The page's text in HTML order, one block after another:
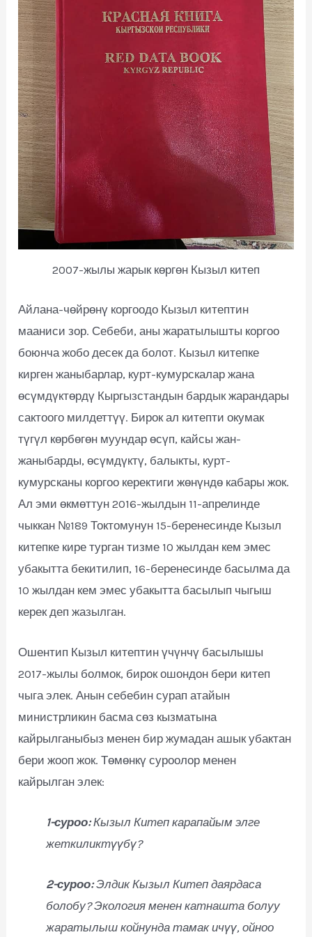
2007-жылы жарык көргөн Кызыл китеп
Айлана-чөйрөнү коргоодо Кызыл китептин
мааниси зор. Себеби, аны жаратылышты коргоо
боюнча жобо десек да болот. Кызыл китепке
кирген жаныбарлар, курт-кумурскалар жана
өсүмдүктөрдү Кыргызстандын бардык жарандары
сактоого милдеттүү. Бирок ал китепти окумак
түгүл көрбөгөн муундар өсүп, кайсы жан-
жаныбарды, өсүмдүктү, балыкты, курт-
кумурсканы коргоо керектиги жөнүндө кабары жок.
Ал эми өкмөттун 2016-жылдын 11-апрелинде
чыккан №189 Токтомунун 15-беренесинде Кызыл
китепке кире турган тизме 10 жылдан кем эмес
убакытта бекитилип, 16-беренесинде басылма да
10 жылдан кем эмес убакытта басылып чыгыш
керек деп жазылган.
Ошентип Кызыл китептин үчүнчү басылышы
2017-жылы болмок, бирок ошондон бери китеп
чыга элек. Анын себебин сурап атайын
министрликин басма сөз кызматына
кайрылганыбыз менен бир жумадан ашык убактан
бери жооп жок. Төмөнкү суроолор менен
кайрылган элек:
1-суроо:Кызыл Китеп карапайым элге
жеткиликтүүбү?
2-суроо:Элдик Кызыл Китеп даярдаса
болобу? Экология менен катнашта болуу
жаратылыш койнунда тамак ичүү, ойноо